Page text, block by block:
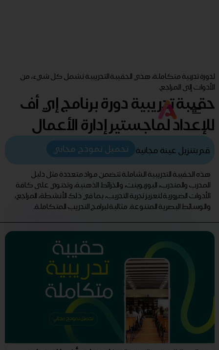
لدورة تدربية متكاملة، هذي الحقيبة التدريبية تشمل كل شيء، من
الأدوات إلى المراجع.
حقيبة تدريبية دورة برنامج إي أف
للإعداد لماجستير إدارة الأعمال
قم بتنزيل عينة مجانية تحميل نموذج مجاني
هذه الحقيبة التدريبية الشاملة تتضمن مواد متعددة مثل دليل
المدرب والمتدرب، البوربوينت، والخرائط الذهنية، وتحتوي على كافة
الأدوات الضرورية لتعزيز تجربة التدريب، بما في ذلك الأنشطة، المراجع،
والوسائط البصرية المتنوعة. مثالية لبرامج التدريب المتكاملة.